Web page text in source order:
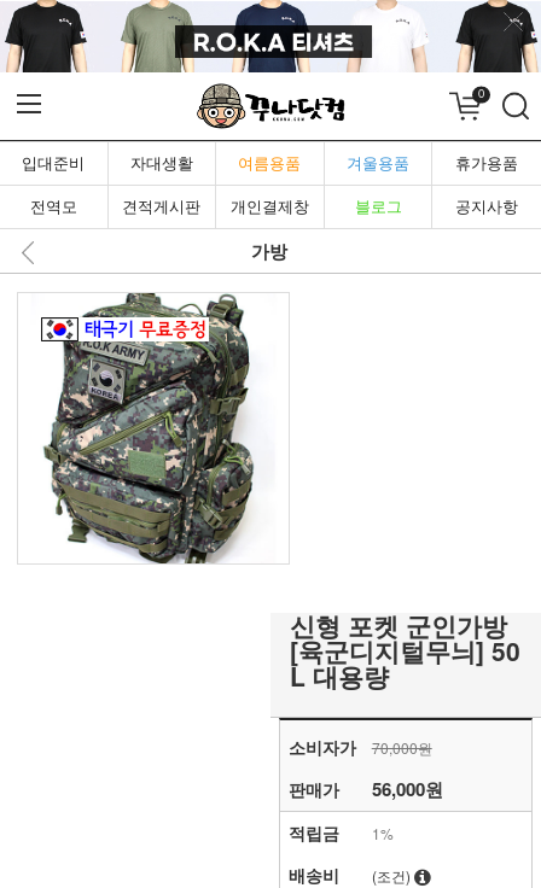
0
입대준비 자대생활 여름용품 겨울용품 휴가용품
전역모 견적게시판 개인결제창 블로그 공지사항
가방
신형 포켓 군인가방
[육군디지털무늬] 50
L 대용량
소비자가 70,000원
판매가 56,000원
적립금 1%
배송비 (조건)